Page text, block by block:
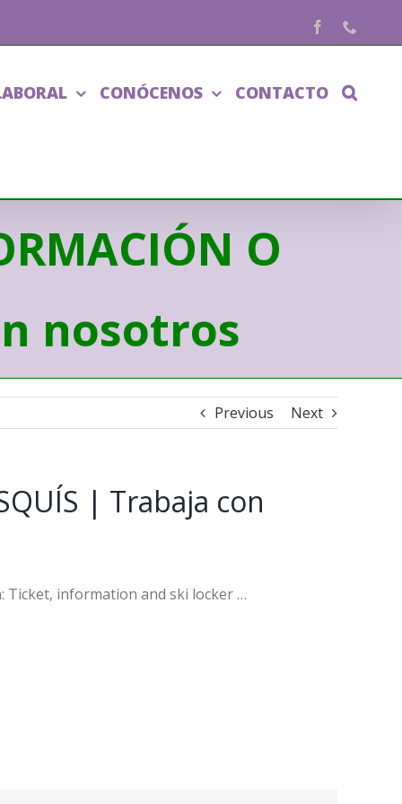
Facebook
CONÓCENOS CONTACTO
O
nosotros
Previous Next
| Trabaja con
Ticket, information and ski locker …